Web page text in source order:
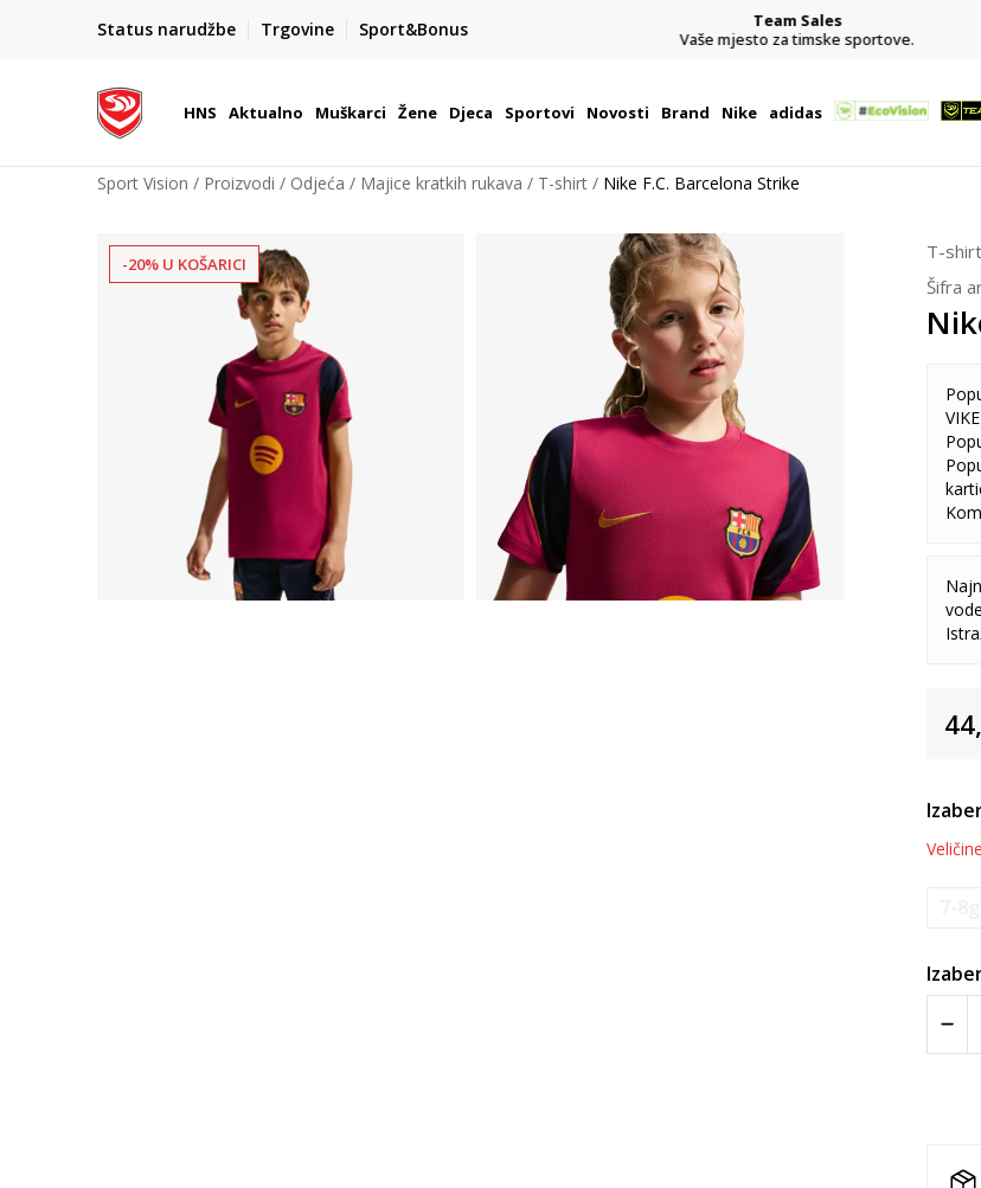
Status narudžbe Trgovine Sport&Bonus
BOX NOW
Dostava 1,50 €
| Više od 800 paketomata u Hrvatskoj
Team Sales
Vaše mjesto za timske sportove.
HNS Aktualno Muškarci Žene Djeca Sportovi Novosti Brand Nike adidas
Sport Vision Proizvodi Odjeća Majice kratkih rukava T-shirt Nike F.C. Barcelona Strike
-20% U KOŠARICI
T-shirt
Šifra